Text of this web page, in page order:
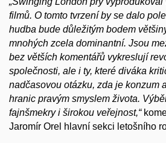
filmů. O tomto tvrzení by se dalo
hudba bude důležitým bodem
mnohých zcela dominantní. Jsou
bez větších komentářů vykreslují
společnosti, ale i ty, které diváka
nadčasovou otázku, zda je konzum
hranic pravým smyslem života.
fajnšmekry i širokou veřejnost,“
Jaromír Orel hlavní sekci letošního